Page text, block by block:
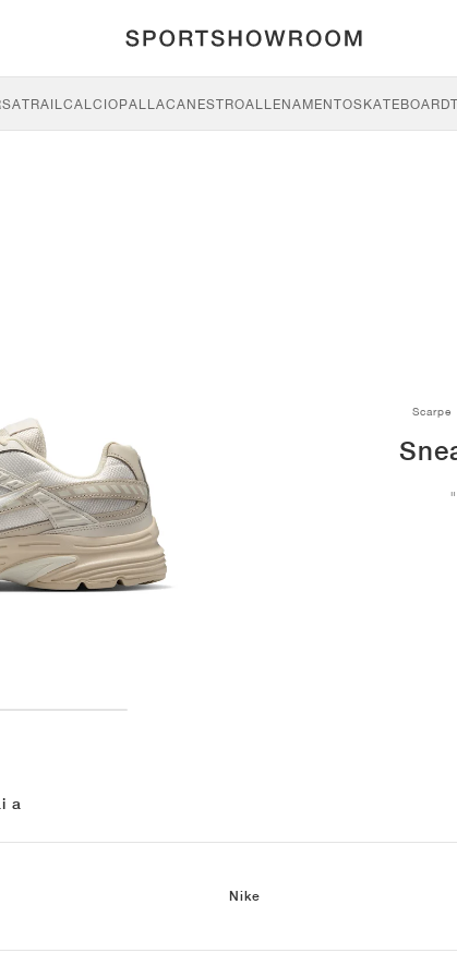
TRAILCALCIOPALLACANESTROALLENAMENTOSKATEBOARD
Scarpe
a
Nike